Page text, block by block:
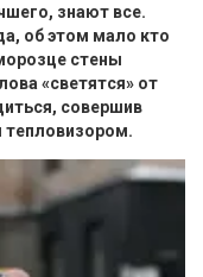
знают все.
об этом мало кто
стены
«светятся» от
совершив
тепловизором.